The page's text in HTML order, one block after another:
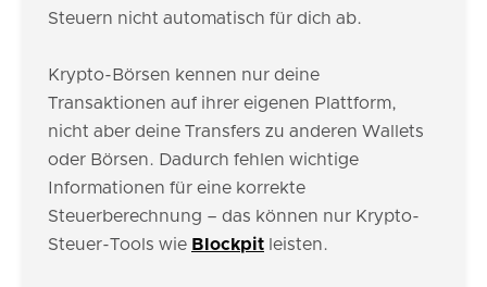
Steuern nicht automatisch für dich ab.
Krypto-Börsen kennen nur deine
Transaktionen auf ihrer eigenen Plattform,
nicht aber deine Transfers zu anderen Wallets
oder Börsen. Dadurch fehlen wichtige
Informationen für eine korrekte
Steuerberechnung – das können nur Krypto-
Steuer-Tools wie Blockpit leisten.